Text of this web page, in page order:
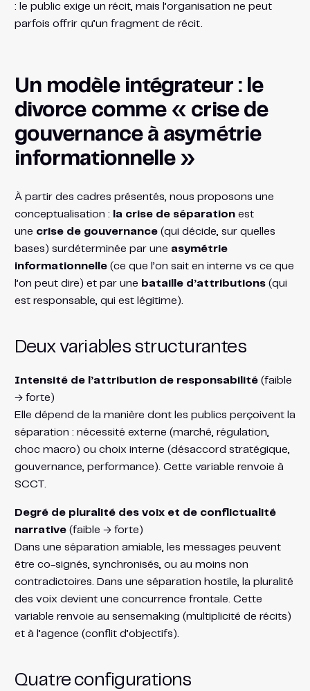
: le public exige un récit, mais l’organisation ne peut
parfois offrir qu’un fragment de récit.
Un modèle intégrateur : le
divorce comme « crise de
gouvernance à asymétrie
informationnelle »
À partir des cadres présentés, nous proposons une
conceptualisation :
la crise de séparationest
une crise de gouvernance(qui décide, sur quelles
bases) surdéterminée par une asymétrie
informationnelle(ce que l’on sait en interne vs ce que
l’on peut dire) et par une bataille d’attributions(qui
est responsable, qui est légitime).
Deux variables structurantes
Intensité de l’attribution de responsabilité(faible
→ forte)
Elle dépend de la manière dont les publics perçoivent la
séparation : nécessité externe (marché, régulation,
choc macro) ou choix interne (désaccord stratégique,
gouvernance, performance). Cette variable renvoie à
SCCT.
Degré de pluralité des voix et de conflictualité
narrative(faible → forte)
Dans une séparation amiable, les messages peuvent
être co-signés, synchronisés, ou au moins non
contradictoires. Dans une séparation hostile, la pluralité
des voix devient une concurrence frontale. Cette
variable renvoie au sensemaking (multiplicité de récits)
et à l’agence (conflit d’objectifs).
Quatre configurations